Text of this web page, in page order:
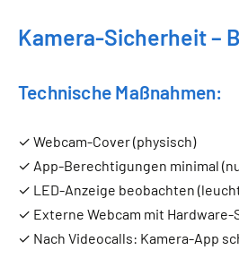
Kamera-Sicherheit –
Technische Maßnahmen:
✓ Webcam-Cover (physisch)
✓ App-Berechtigungen minimal
✓ LED-Anzeige beobachten
✓ Externe Webcam mit Hardware-
✓ Nach Videocalls: Kamera-App